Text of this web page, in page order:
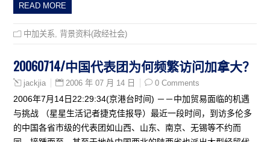
READ MORE
中加关系 背景资料(政经社会)
20060714/中国代表团为何频繁访问加拿大？
jackjia 2006 年 07 月 14 日 0 Comments
2006年7月14日22:29:34(京港台时间) －－中加贸易面临的机遇
与挑战 （星星生活记者捷克佳报导）最近一段时间，到访多伦多
的中国各省市级的代表团如山西、山东、南京、无锡等不约而